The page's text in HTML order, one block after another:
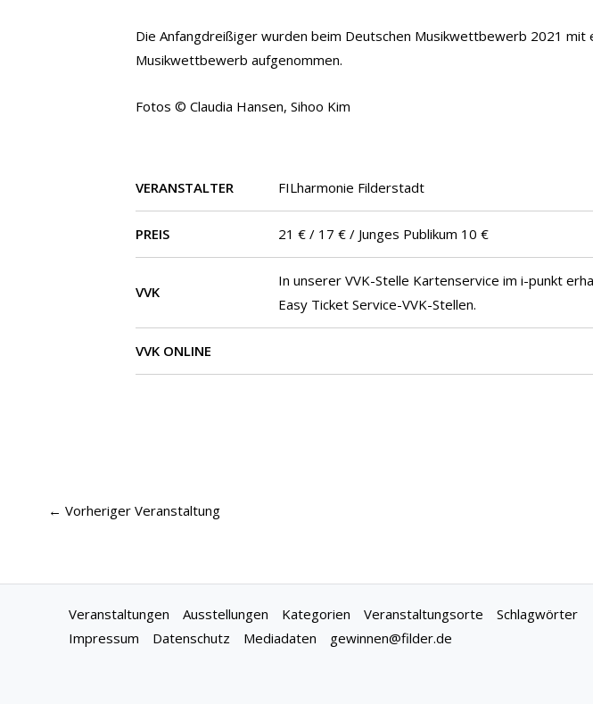
Die Anfangdreißiger wurden beim Deutschen Musikwettbewerb 2021
Musikwettbewerb aufgenommen.
Fotos © Claudia Hansen, Sihoo Kim
VERANSTALTER FILharmonie Filderstadt
PREIS 21 € / 17 € / Junges Publikum 10 €
VVK
In unserer VVK-Stelle Kartenservice im i-punkt
Easy Ticket Service-VVK-Stellen.
VVK ONLINE
← Vorheriger Veranstaltung
Veranstaltungen Ausstellungen Kategorien Veranstaltungsorte
Schlagwörter
Impressum
Datenschutz Mediadaten gewinnen@filder.de